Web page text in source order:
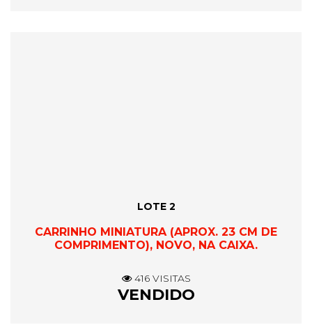
LOTE 2
CARRINHO MINIATURA (APROX. 23 CM DE
COMPRIMENTO), NOVO, NA CAIXA.
416 VISITAS
VENDIDO